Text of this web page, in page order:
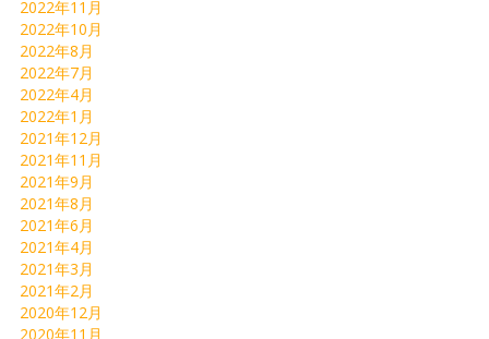
2022年11月
2022年10月
2022年8月
2022年7月
2022年4月
2022年1月
2021年12月
2021年11月
2021年9月
2021年8月
2021年6月
2021年4月
2021年3月
2021年2月
2020年12月
2020年11月